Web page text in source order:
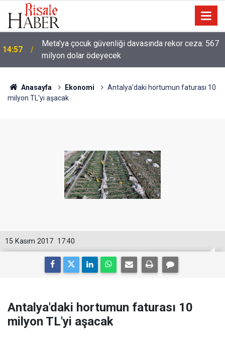
14:57
Meta'ya çocuk güvenliği davasında rekor ceza: 567
milyon dolar ödeyecek
Anasayfa Ekonomi
Antalya'daki hortumun faturası 10
milyon TL'yi aşacak
17:40
15 Kasım 2017
Antalya'daki hortumun faturası 10
milyon TL'yi aşacak